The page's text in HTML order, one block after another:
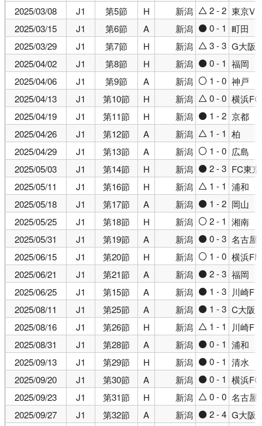
2025/03/08
J1 第5節 H 新潟 △ 2 - 2 東京V
2025/03/15
J1 第6節 A 新潟 ● 0 - 1 町田
2025/03/29
J1 第7節 H 新潟 △ 3 - 3 G大阪
2025/04/02
J1 第8節 H 新潟 ● 0 - 1 福岡
2025/04/06
J1 第9節 A 新潟 ○ 1 - 0 神戸
2025/04/13
J1 第10節 H 新潟 △ 0 - 0 横浜FC
2025/04/19
J1 第11節 H 新潟 ● 1 - 2 京都
2025/04/26
J1 第12節 A 新潟 △ 1 - 1 柏
2025/04/29
J1 第13節 A 新潟 ○ 1 - 0 広島
2025/05/03
J1 第14節 H 新潟 ● 2 - 3 FC東京
2025/05/11
J1 第16節 H 新潟 △ 1 - 1 浦和
2025/05/18
J1 第17節 A 新潟 ● 1 - 2 岡山
2025/05/25
J1 第18節 H 新潟 ○ 2 - 1 湘南
2025/05/31
J1 第19節 A 新潟 ● 0 - 3 名古屋
2025/06/15
J1 第20節 H 新潟 ○ 1 - 0 横浜FM
2025/06/21
J1 第21節 A 新潟 ● 2 - 3 福岡
2025/06/25
J1 第15節 A 新潟 ● 1 - 3 川崎F
2025/08/11
J1 第25節 A 新潟 ● 1 - 3 C大阪
2025/08/16
J1 第26節 H 新潟 △ 1 - 1
川崎F
2025/08/31
J1 第28節 A 新潟 ● 0 - 1 浦和
2025/09/13
J1 第29節 H 新潟 ● 0 - 1 清水
2025/09/20
J1 第30節 A 新潟 ● 0 - 1 横浜FC
2025/09/23
J1 第31節 H 新潟 △ 0 - 0 名古屋
2025/09/27
J1 第32節 A 新潟 ● 2 - 4 G大阪